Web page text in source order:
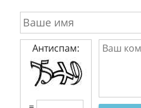
Антиспам: